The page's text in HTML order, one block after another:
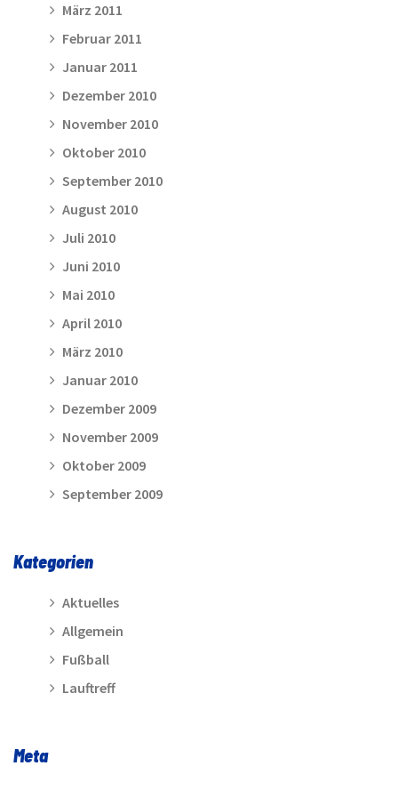
März 2011
Februar 2011
Januar 2011
Dezember 2010
November 2010
Oktober 2010
September 2010
August 2010
Juli 2010
Juni 2010
Mai 2010
April 2010
März 2010
Januar 2010
Dezember 2009
November 2009
Oktober 2009
September 2009
Kategorien
Aktuelles
Allgemein
Fußball
Lauftreff
Meta